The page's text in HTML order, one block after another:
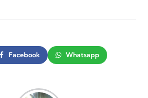
Facebook Whatsapp